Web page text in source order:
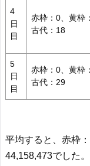
4
日
目
赤枠：0、黄枠
古代：18
5
日
目
赤枠：0、黄枠
古代：29
平均すると、赤枠
44,158,473でした。